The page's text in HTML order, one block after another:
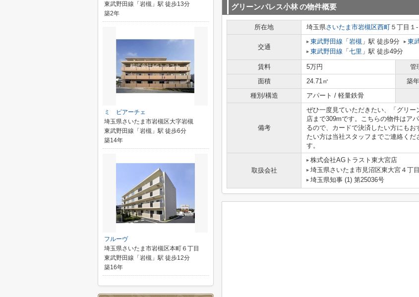
グリーンパレス小林の物件概要
所在地 埼玉県さいたま市岩槻区西町 ５丁目１-
交通
東武野田線 「 岩槻 」駅 徒歩9分 東
東武野田線 「 七里 」駅 徒歩49分
賃料 5万円 管
面積
24.71㎡ 築
種別/構造
アパート / 軽量鉄骨
備考
ぜひ一度見ていただきたい、「グリ
店まで309mです。こちらの物件はア
るので、カードで決済したい方にも
たい方は当社スタッフまでご連絡く
す。
取扱会社
株式会社AGトラスト東大宮店
埼玉県さいたま市見沼区東大宮４丁
埼玉県知事 (1) 第25036号
東武野田線「岩槻」駅 徒歩13分
築2年
ミ ピアーチェ
埼玉県さいたま市岩槻区大字岩槻
東武野田線「岩槻」駅 徒歩6分
築14年
フルーヴ
埼玉県さいたま市岩槻区本町６丁目
東武野田線「岩槻」駅 徒歩12分
築16年